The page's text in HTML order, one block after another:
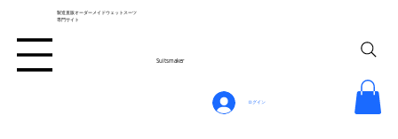
Suitsmaker
製造直販オーダーメイドウェットスーツ
専門サイト
ログイン